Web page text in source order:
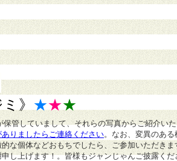
》 ★★★
管していまして、それらの写真からご紹介い
りましたらご連絡ください。 なお、変異のある
な個体などおもちでしたら、ご参加いただきま
し上げます！。皆様もジャンじゃんご披露くだ